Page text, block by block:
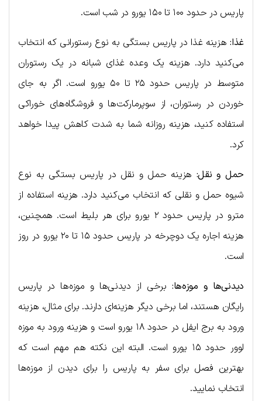
پاریس در حدود ۱۰۰ تا ۱۵۰ یورو در شب است.
غذا:هزینه غذا در پاریس بستگی به نوع رستورانی که انتخاب
می‌کنید دارد. هزینه یک وعده غذای شبانه در یک رستوران
متوسط در پاریس حدود ۲۵ تا ۵۰ یورو است. اگر به جای
خوردن در رستوران، از سوپرمارکت‌ها و فروشگاه‌های خوراکی
استفاده کنید، هزینه روزانه شما به شدت کاهش پیدا خواهد
کرد.
حمل و نقل: هزینه حمل و نقل در پاریس بستگی به نوع
شیوه حمل و نقلی که انتخاب می‌کنید دارد. هزینه استفاده از
مترو در پاریس حدود ۲ یورو برای هر بلیط است. همچنین،
هزینه اجاره یک دوچرخه در پاریس حدود ۱۵ تا ۲۰ یورو در روز
است.
دیدنی‌ها و موزه‌ها: برخی از دیدنی‌ها و موزه‌ها در پاریس
رایگان هستند، اما برخی دیگر هزینه‌ای دارند. برای مثال، هزینه
ورود به برج ایفل در حدود ۱۸ یورو است و هزینه ورود به موزه
لوور حدود ۱۵ یورو است. البته این نکته هم مهم است که
بهترین فصل برای سفر به پاریس را برای دیدن از موزه‌ها
انتخاب نمایید.